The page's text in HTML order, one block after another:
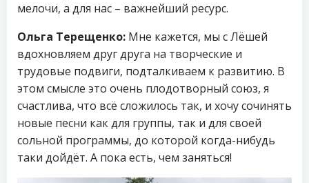
мелочи, а для нас – важнейший ресурс.
Ольга Терещенко: Мне кажется, мы с Лëшей
вдохновляем друг друга на творческие и
трудовые подвиги, подталкиваем к развитию. В
этом смысле это очень плодотворный союз, я
счастлива, что всё сложилось так, и хочу сочинять
новые песни как для группы, так и для своей
сольной программы, до которой когда-нибудь
таки дойдёт. А пока есть, чем заняться!